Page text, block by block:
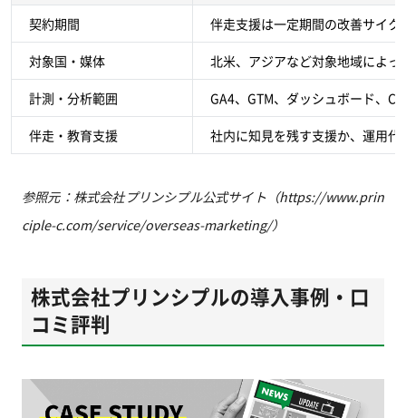
契約期間 伴走支援は一定期間の改善サイ
対象国・媒体 北米、アジアなど対象地域によ
計測・分析範囲 GA4、GTM、ダッシュボード、
伴走・教育支援 社内に知見を残す支援か、運用
参照元：株式会社プリンシプル公式サイト（https://www.prin
ciple-c.com/service/overseas-marketing/）
株式会社プリンシプルの導入事例・口
コミ評判